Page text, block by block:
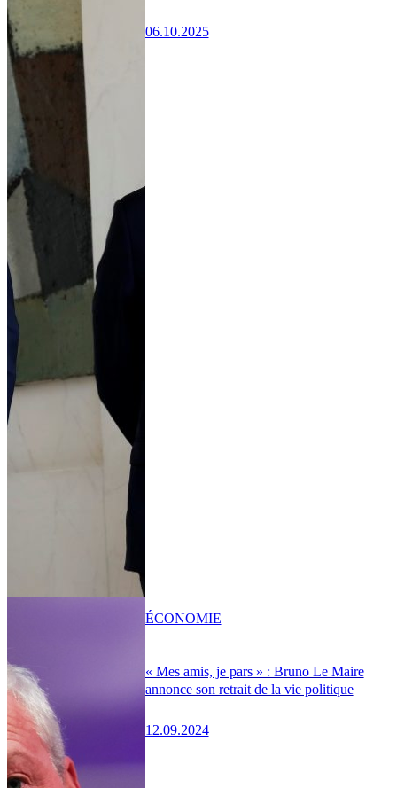
06.10.2025
« Mes amis, je pars » : Bruno Le Maire
annonce son retrait de la vie politique
12.09.2024
ÉCONOMIE